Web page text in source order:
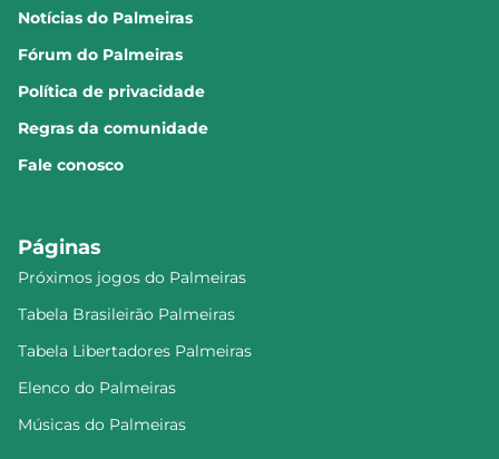
Notícias do Palmeiras
Fórum do Palmeiras
Política de privacidade
Regras da comunidade
Fale conosco
Páginas
Próximos jogos do Palmeiras
Tabela Brasileirão Palmeiras
Tabela Libertadores Palmeiras
Elenco do Palmeiras
Músicas do Palmeiras